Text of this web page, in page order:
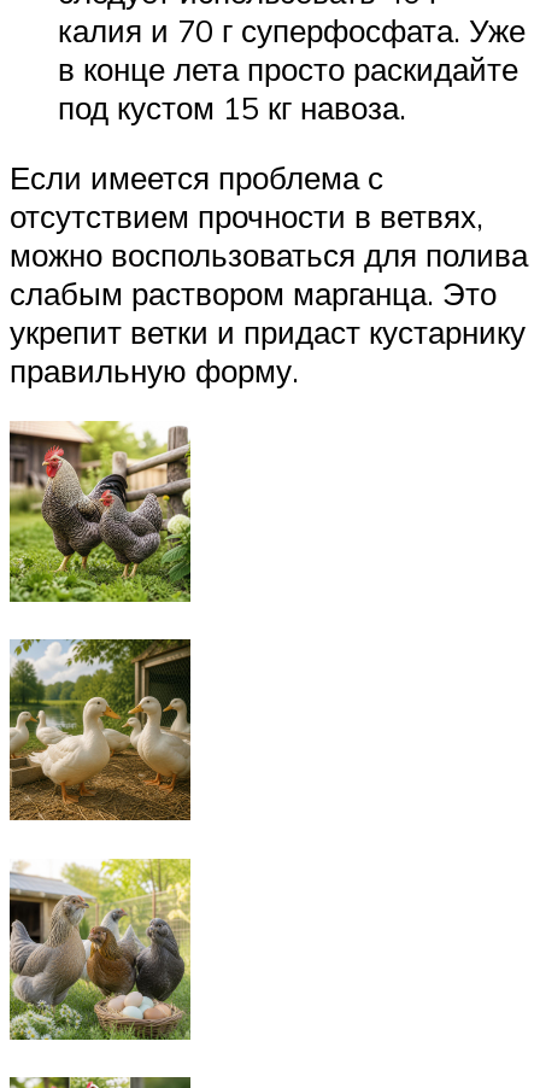
калия и 70 г суперфосфата. Уже
в конце лета просто раскидайте
под кустом 15 кг навоза.
Если имеется проблема с
отсутствием прочности в ветвях,
можно воспользоваться для полива
слабым раствором марганца. Это
укрепит ветки и придаст кустарнику
правильную форму.